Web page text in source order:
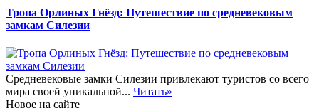
Тропа Орлиных Гнёзд: Путешествие по средневековым
замкам Силезии
Средневековые замки Силезии привлекают туристов со всего
мира своей уникальной... Читать»
Новое на сайте